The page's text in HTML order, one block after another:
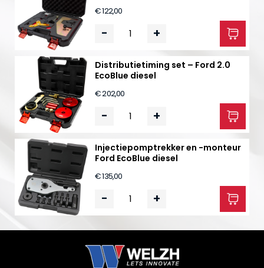
€ 122,00
- +
Distributietiming set – Ford 2.0
EcoBlue diesel
€ 202,00
- +
Injectiepomptrekker en -monteur
Ford EcoBlue diesel
€ 135,00
- +